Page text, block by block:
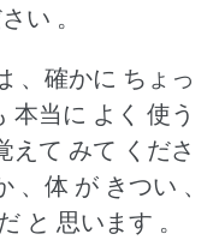
い 。
、確かに ちょっ
本当に よく 使う
えて みて くださ
、体 が きつい 、
と 思います 。